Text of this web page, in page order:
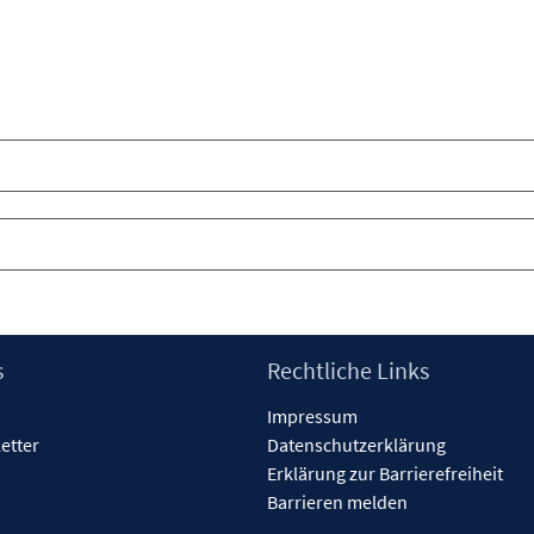
Rechtliche Links
Impressum
Datenschutzerklärung
Erklärung zur Barrierefreiheit
Barrieren melden